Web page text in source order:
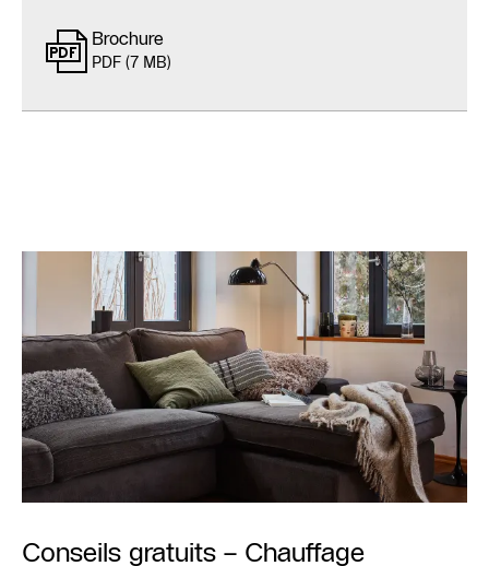
Brochure
PDF (7 MB)
Conseils gratuits – Chauffage